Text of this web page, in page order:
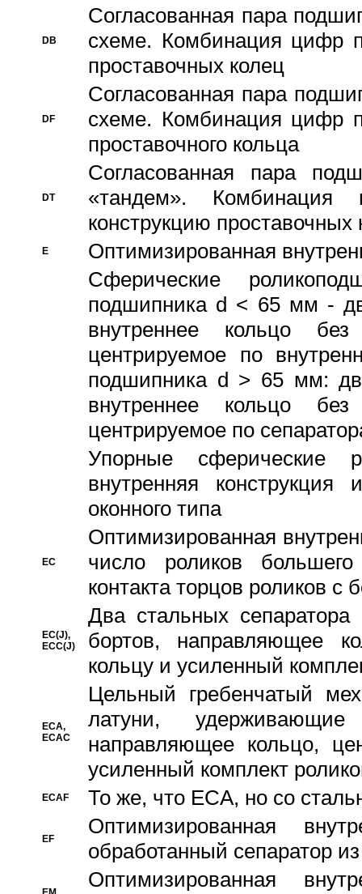
DB
Согласованная пара
схеме. Комбинация цифр
проставочных колец
DF
Согласованная пара
схеме. Комбинация цифр
проставочного кольца
DT
Согласованная пара
«тандем».
конструкцию проставочных
E
Оптимизированная
Сферические
подшипника d < 65 мм -
внутреннее кольцо
центрируемое по
подшипника d > 65 мм:
внутреннее кольцо
центрируемое по
Упорные сферические
внутренняя
оконного типа
EC
Oптимизированная
число роликов
контакта торцов роликов с
EC(J),
ECC(J)
Два стальных сепаратора
бортов, направляющее
кольцу и усиленный
ECA,
ECAC
Цельный гребенчатый
латуни,
направляющее кольцо,
усиленный комплект
ECAF То же, что ECA, но со
EF
Оптимизированная
обработанный сепаратор
Оптимизированная